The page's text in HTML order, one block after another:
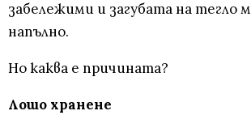
забележими и загубата на тегло
напълно.
Но каква е причината?
Лошо хранене